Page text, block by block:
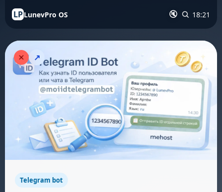
LPLunevPro OS 🔇 18:21
↗
Telegram bot